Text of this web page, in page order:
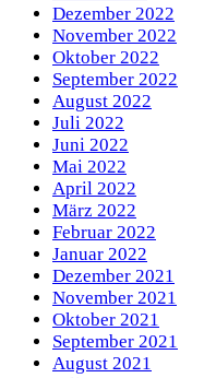
Dezember 2022
November 2022
Oktober 2022
September 2022
August 2022
Juli 2022
Juni 2022
Mai 2022
April 2022
März 2022
Februar 2022
Januar 2022
Dezember 2021
November 2021
Oktober 2021
September 2021
August 2021